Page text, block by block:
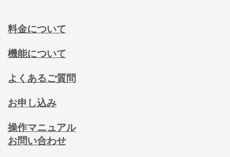
料金について
機能について
よくあるご質問
お申し込み
操作マニュアル
お問い合わせ